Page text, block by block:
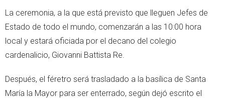
La ceremonia, a la que está previsto que lleguen Jefes de
Estado de todo el mundo, comenzarán a las 10:00 hora
local y estará oficiada por el decano del colegio
cardenalicio, Giovanni Battista Re.
Después, el féretro será trasladado a la basílica de Santa
María la Mayor para ser enterrado, según dejó escrito el